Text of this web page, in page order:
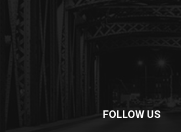
FOLLOW US